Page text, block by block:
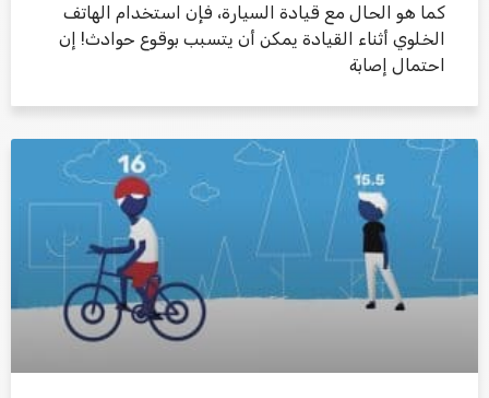
كما هو الحال مع قيادة السيارة، فإن استخدام الهاتف
الخلوي أثناء القيادة يمكن أن يتسبب بوقوع حوادث! إن
احتمال إصابة